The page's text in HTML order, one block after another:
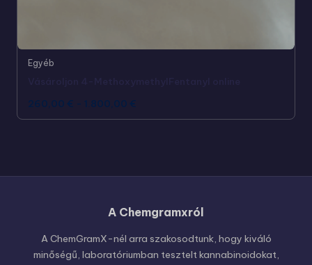
Egyéb
260,00 € - 1.800,00 €
A Chemgramxról
A ChemGramX-nél arra szakosodtunk, hogy kiváló
minőségű, laboratóriumban tesztelt kannabinoidokat,
Czech
Polish
Russian